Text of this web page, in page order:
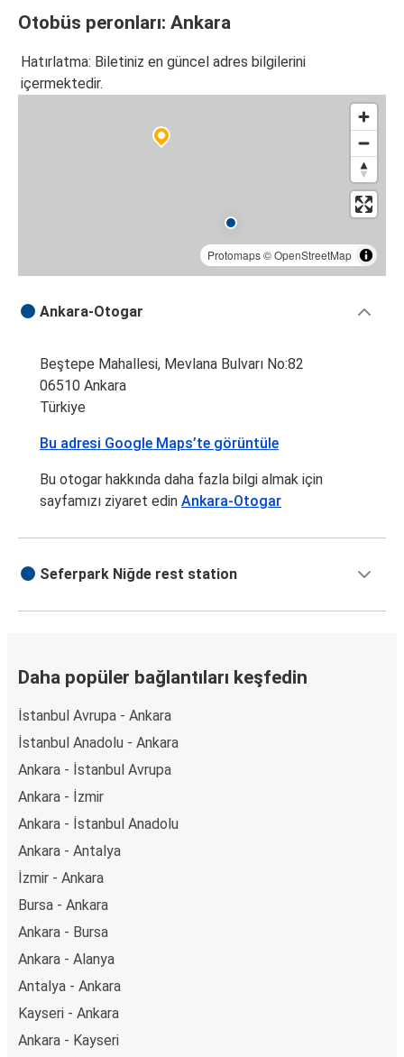
Otobüs peronları: Ankara
Hatırlatma: Biletiniz en güncel adres bilgilerini
içermektedir.
Protomaps©OpenStreetMap
Ankara-Otogar
Beştepe Mahallesi, Mevlana Bulvarı No:82
06510 Ankara
Türkiye
Bu adresi Google Maps’te görüntüle
Bu otogar hakkında daha fazla bilgi almak için
sayfamızı ziyaret edin Ankara-Otogar
Seferpark Niğde rest station
Daha popüler bağlantıları keşfedin
İstanbul Avrupa - Ankara
İstanbul Anadolu - Ankara
Ankara - İstanbul Avrupa
Ankara - İzmir
Ankara - İstanbul Anadolu
Ankara - Antalya
İzmir - Ankara
Bursa - Ankara
Ankara - Bursa
Ankara - Alanya
Antalya - Ankara
Kayseri - Ankara
Ankara - Kayseri